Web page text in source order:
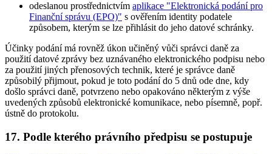
odeslanou prostřednictvím aplikace "Elektronická podání pro
Finanční správu (EPO)" s ověřením identity podatele
způsobem, kterým se lze přihlásit do jeho datové schránky.
Účinky podání má rovněž úkon učiněný vůči správci daně za
použití datové zprávy bez uznávaného elektronického podpisu nebo
za použití jiných přenosových technik, které je správce daně
způsobilý přijmout, pokud je toto podání do 5 dnů ode dne, kdy
došlo správci daně, potvrzeno nebo opakováno některým z výše
uvedených způsobů elektronické komunikace, nebo písemně, popř.
ústně do protokolu.
17. Podle kterého právního předpisu se postupuje